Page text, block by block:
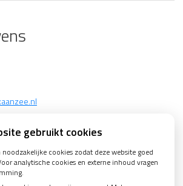
0251-227339
gebruikt cookies
cookies zodat deze website goed
analytische cookies en externe inhoud vragen